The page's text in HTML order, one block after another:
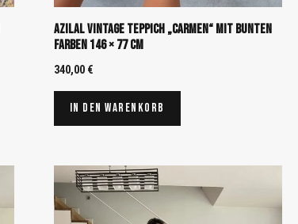
Azilal Vintage Teppich „Carmen“ mit bunten
Farben 146 × 77 cm
340,00 €
In den Warenkorb